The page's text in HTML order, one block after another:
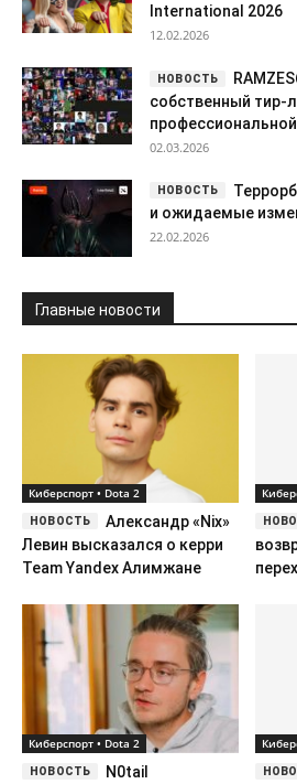
International 2026
12.02.2026
собственный тир-
02.03.2026
и ожидаемые
22.02.2026
Главные новости
Киберспорт • Dota 2
Александр «Nix»
Левин высказался о керри
Team Yandex Алимжане
Киберспорт • Dota 2
N0tail